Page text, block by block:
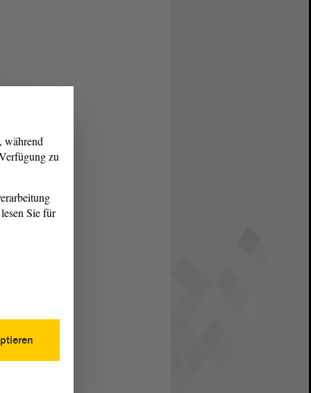
während
zu
Sie für